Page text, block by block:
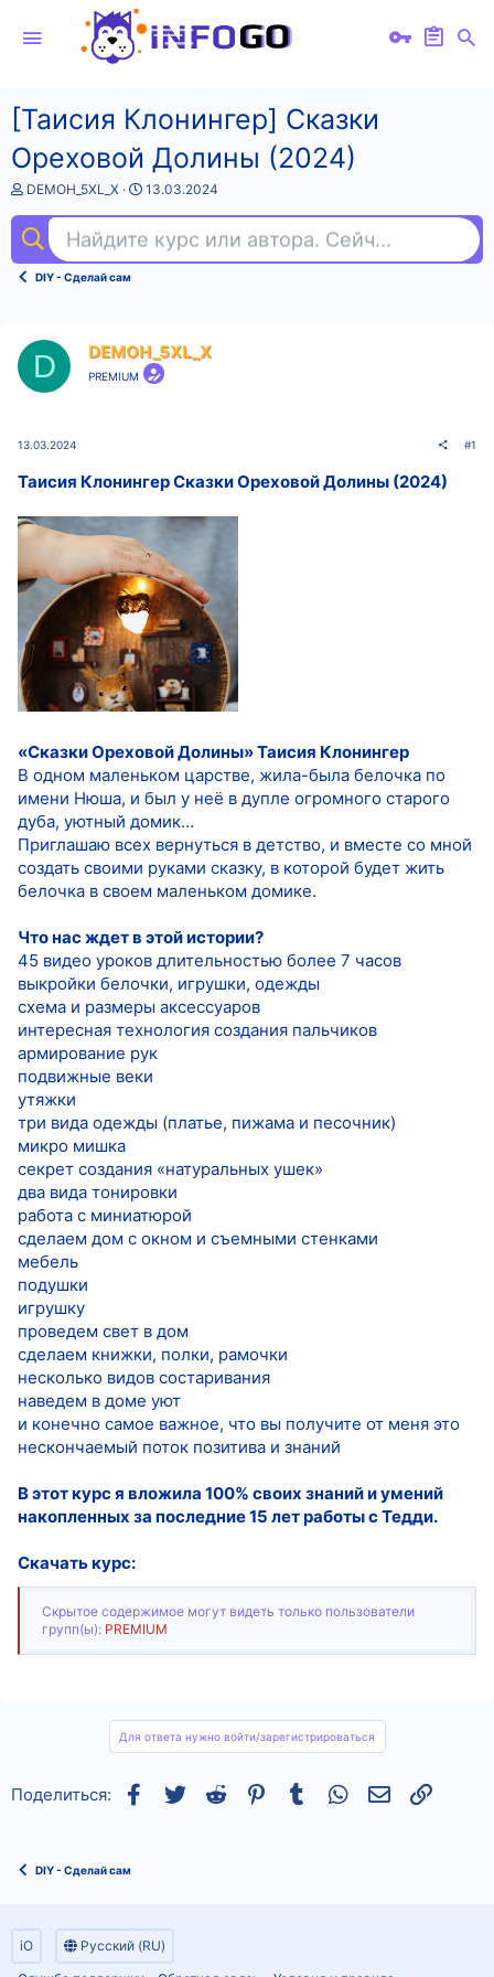
[Таисия Клонингер] Сказки
Ореховой Долины (2024)
А
т
о
т
DEMOH_5XL_X
Д
а
н
а
13.03.2024
Найдите курс или автора. Сейчас ищут
DIY - Сделай сам
D DEMOH_5XL_X
PREMIUM
13.03.2024 #1
Таисия Клонингер Сказки Ореховой Долины (2024)
«Сказки Ореховой Долины» Таисия Клонингер
В одном маленьком царстве, жила-была белочка по
имени Нюша, и был у неё в дупле огромного старого
дуба, уютный домик…
Приглашаю всех вернуться в детство, и вместе со мной
создать своими руками сказку, в которой будет жить
белочка в своем маленьком домике.
Что нас ждет в этой истории?
45 видео уроков длительностью более 7 часов
выкройки белочки, игрушки, одежды
схема и размеры аксессуаров
интересная технология создания пальчиков
армирование рук
подвижные веки
утяжки
три вида одежды (платье, пижама и песочник)
микро мишка
секрет создания «натуральных ушек»
два вида тонировки
работа с миниатюрой
сделаем дом с окном и съемными стенками
мебель
подушки
игрушку
проведем свет в дом
сделаем книжки, полки, рамочки
несколько видов состаривания
наведем в доме уют
и конечно самое важное, что вы получите от меня это
нескончаемый поток позитива и знаний
В этот курс я вложила 100% своих знаний и умений
накопленных за последние 15 лет работы с Тедди.
Скачать курс:
Скрытое содержимое могут видеть только пользователи
групп(ы): PREMIUM
Для ответа нужно войти/зарегистрироваться
Поделиться: Facebook
TwitterReddit Pinterest
Tumblr WhatsAppСсылка
DIY - Сделай сам
iO
Русский (RU)